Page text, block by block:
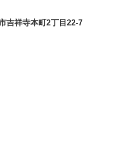
吉祥寺本町2丁目22-7